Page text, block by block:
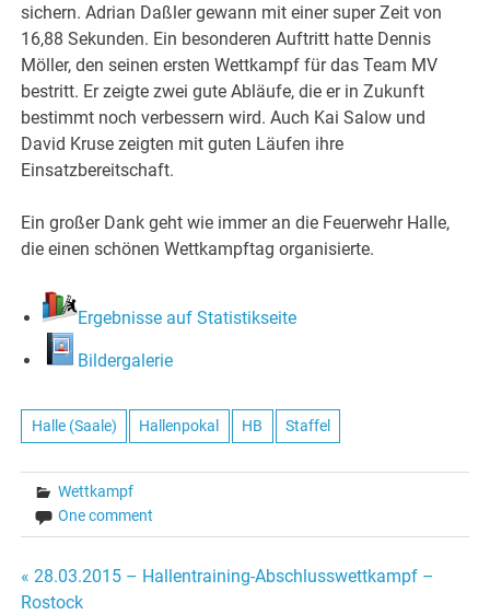
sichern. Adrian Daßler gewann mit einer super Zeit von
16,88 Sekunden. Ein besonderen Auftritt hatte Dennis
Möller, den seinen ersten Wettkampf für das Team MV
bestritt. Er zeigte zwei gute Abläufe, die er in Zukunft
bestimmt noch verbessern wird. Auch Kai Salow und
David Kruse zeigten mit guten Läufen ihre
Einsatzbereitschaft.
Ein großer Dank geht wie immer an die Feuerwehr Halle,
die einen schönen Wettkampftag organisierte.
Ergebnisse auf Statistikseite
Bildergalerie
Halle (Saale) Hallenpokal HB Staffel
Wettkampf
One comment
Beitragsnavigation
« 28.03.2015 – Hallentraining-Abschlusswettkampf –
Rostock